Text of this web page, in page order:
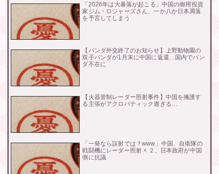
「2026年は大暴落が起こる」中国の御用投資
家ジム・ロジャーズさん、一か八か日本凋落
を予言してしまう
【パンダ外交終了のお知らせ】上野動物園の
双子パンダが1月末に中国に返還…国内でパン
ダ不在に
【火器管制レーダー照射事件】中国を擁護す
る主張がアクロバティック過ぎる…
「一発なら誤射では？www」中国、自衛隊の
戦闘機にレーダー照射 × ２、日本政府が中国
側に抗議